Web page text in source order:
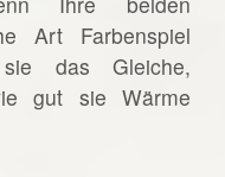
Art Farbenspiel
das Gleiche,
gut sie Wärme